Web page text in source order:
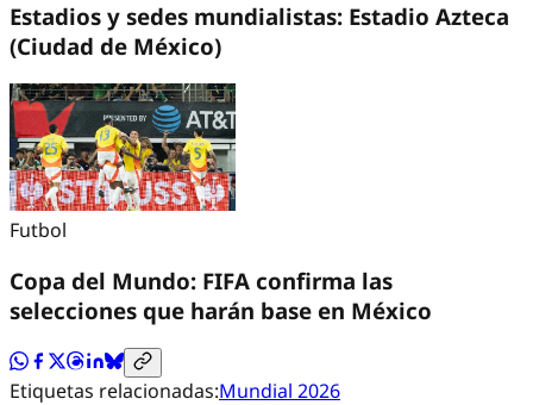
Estadios y sedes mundialistas: Estadio Azteca
(Ciudad de México)
Futbol
Copa del Mundo: FIFA confirma las
selecciones que harán base en México
Etiquetas relacionadas:Mundial 2026